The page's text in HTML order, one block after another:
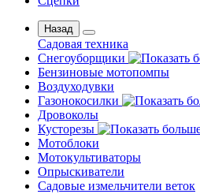
Назад
Садовая техника
Снегоуборщики
Бензиновые мотопомпы
Воздуходувки
Газонокосилки
Дровоколы
Кусторезы
Мотоблоки
Мотокультиваторы
Опрыскиватели
Садовые измельчители веток